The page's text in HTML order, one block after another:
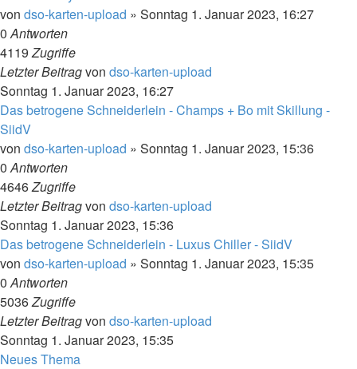
von dso-karten-upload » Sonntag 1. Januar 2023, 16:27
0Antworten
4119Zugriffe
Letzter Beitragvon dso-karten-upload
Sonntag 1. Januar 2023, 16:27
Das betrogene Schneiderlein - Champs + Bo mit Skillung -
SiidV
von dso-karten-upload » Sonntag 1. Januar 2023, 15:36
0Antworten
4646Zugriffe
Letzter Beitragvon dso-karten-upload
Sonntag 1. Januar 2023, 15:36
Das betrogene Schneiderlein - Luxus Chiller - SiidV
von dso-karten-upload » Sonntag 1. Januar 2023, 15:35
0Antworten
5036Zugriffe
Letzter Beitragvon dso-karten-upload
Sonntag 1. Januar 2023, 15:35
Neues Thema